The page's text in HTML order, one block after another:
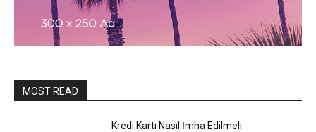
MOST READ
Kredi Kartı Nasıl İmha Edilmeli